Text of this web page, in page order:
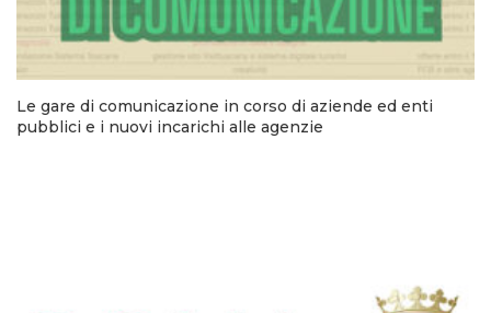
Le gare di comunicazione in corso di aziende ed enti
pubblici e i nuovi incarichi alle agenzie